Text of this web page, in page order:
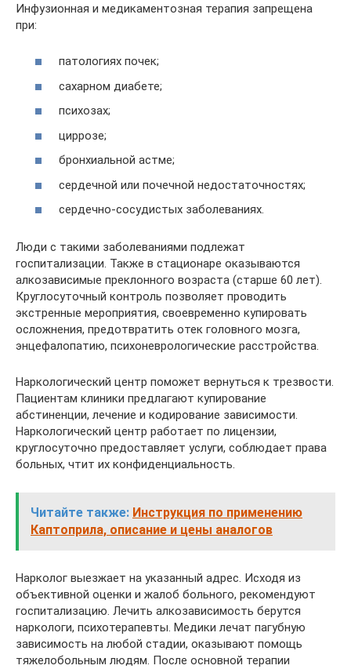
Инфузионная и медикаментозная терапия запрещена
при:
патологиях почек;
сахарном диабете;
психозах;
циррозе;
бронхиальной астме;
сердечной или почечной недостаточностях;
сердечно-сосудистых заболеваниях.
Люди с такими заболеваниями подлежат
госпитализации. Также в стационаре оказываются
алкозависимые преклонного возраста (старше 60 лет).
Круглосуточный контроль позволяет проводить
экстренные мероприятия, своевременно купировать
осложнения, предотвратить отек головного мозга,
энцефалопатию, психоневрологические расстройства.
Наркологический центр поможет вернуться к трезвости.
Пациентам клиники предлагают купирование
абстиненции, лечение и кодирование зависимости.
Наркологический центр работает по лицензии,
круглосуточно предоставляет услуги, соблюдает права
больных, чтит их конфиденциальность.
Читайте также: Инструкция по применению
Каптоприла, описание и цены аналогов
Нарколог выезжает на указанный адрес. Исходя из
объективной оценки и жалоб больного, рекомендуют
госпитализацию. Лечить алкозависимость берутся
наркологи, психотерапевты. Медики лечат пагубную
зависимость на любой стадии, оказывают помощь
тяжелобольным людям. После основной терапии